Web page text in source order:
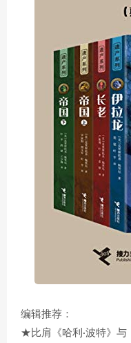
编辑推荐：
★比肩《哈利·波特》与